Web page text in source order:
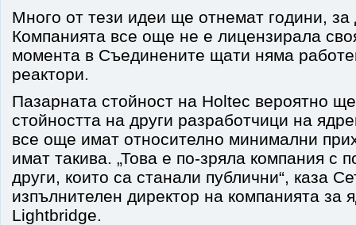
Много от тези идеи ще отнемат години, за
Компанията все още не е лицензирала
момента в Съединените щати няма
реактори.
Пазарната стойност на Holtec вероятно
стойността на други разработчици на
все още имат относително минимални
имат такива. „Това е по-зряла компания с
други, които са станали публични“, каза
изпълнителен директор на компанията за
Lightbridge.